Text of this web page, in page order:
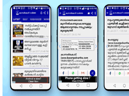
©2026‧My Kasaragod Vartha |
Privacy Policy
Grievance Redressal